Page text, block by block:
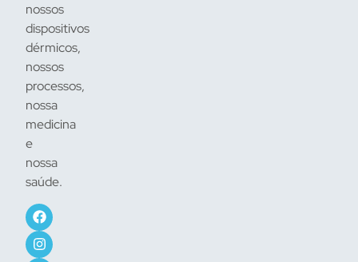
nossos
dispositivos
dérmicos,
nossos
processos,
nossa
medicina
e
nossa
saúde.